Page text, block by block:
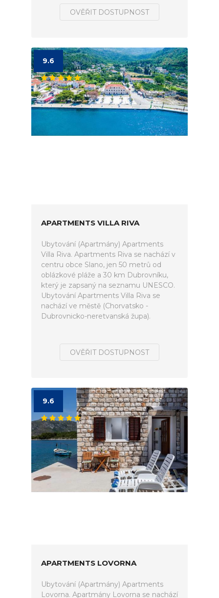
OVĚŘIT DOSTUPNOST
9.6
APARTMENTS VILLA RIVA
Ubytování (Apartmány) Apartments
Villa Riva. Apartments Riva se nachází v
centru obce Slano, jen 50 metrů od
oblázkové pláže a 30 km Dubrovníku,
který je zapsaný na seznamu UNESCO.
Ubytování Apartments Villa Riva se
nachází ve městě (Chorvatsko -
Dubrovnicko-neretvanská župa).
OVĚŘIT DOSTUPNOST
9.6
APARTMENTS LOVORNA
Ubytování (Apartmány) Apartments
Lovorna. Apartmány Lovorna se nachází